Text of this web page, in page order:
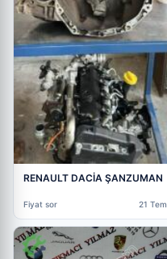
RENAULT DACİA ŞANZUMAN
Fiyat sor 21 Tem